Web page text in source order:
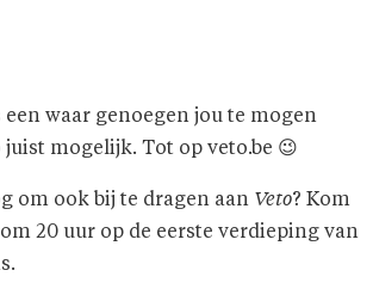
waar genoegen jou te mogen
mogelijk. Tot op veto.be 😉
om ook bij te dragen aan Veto? Kom
20 uur op de eerste verdieping van